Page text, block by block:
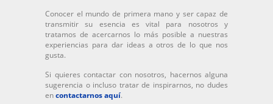
Conocer el mundo de primera mano y ser capaz de
transmitir su esencia es vital para nosotros y
tratamos de acercarnos lo más posible a nuestras
experiencias para dar ideas a otros de lo que nos
gusta.
Si quieres contactar con nosotros, hacernos alguna
sugerencia o incluso tratar de inspirarnos, no dudes
encontactarnos aquí.